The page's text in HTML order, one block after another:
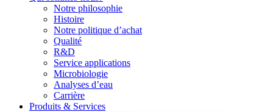
Notre philosophie
Histoire
Notre politique d’achat
Qualité
R&D
Service applications
Microbiologie
Analyses d’eau
Carrière
Produits & Services